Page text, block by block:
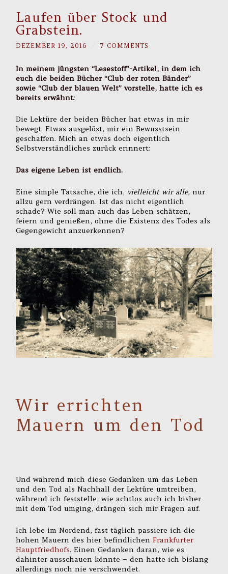
Laufen über Stock und
Grabstein.
DEZEMBER 19, 2016 7 COMMENTS
In meinem jüngsten “Lesestoff”-Artikel, in dem ich
euch die beiden Bücher “Club der roten Bänder”
sowie “Club der blauen Welt” vorstelle, hatte ich es
bereits erwähnt:
Die Lektüre der beiden Bücher hat etwas in mir
bewegt. Etwas ausgelöst, mir ein Bewusstsein
geschaffen. Mich an etwas doch eigentlich
Selbstverständliches zurück erinnert:
Das eigene Leben ist endlich.
Eine simple Tatsache, die ich, vielleicht wir alle, nur
allzu gern verdrängen. Ist das nicht eigentlich
schade? Wie soll man auch das Leben schätzen,
feiern und genießen, ohne die Existenz des Todes als
Gegengewicht anzuerkennen?
Wir errichten
Mauern um den Tod
Und während mich diese Gedanken um das Leben
und den Tod als Nachhall der Lektüre umtreiben,
während ich feststelle, wie achtlos auch ich bisher
mit dem Tod umging, drängen sich mir Fragen auf.
Ich lebe im Nordend, fast täglich passiere ich die
hohen Mauern des hier befindlichenFrankfurter
Hauptfriedhofs. Einen Gedanken daran, wie es
dahinter ausschauen könnte – den hatte ich bislang
allerdings noch nie verschwendet.